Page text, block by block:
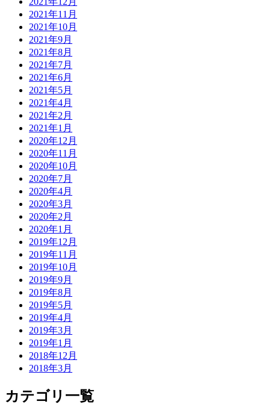
2021年11月
2021年10月
2021年9月
2021年8月
2021年7月
2021年6月
2021年5月
2021年4月
2021年2月
2021年1月
2020年12月
2020年11月
2020年10月
2020年7月
2020年4月
2020年3月
2020年2月
2020年1月
2019年12月
2019年11月
2019年10月
2019年9月
2019年8月
2019年5月
2019年4月
2019年3月
2019年1月
2018年12月
2018年3月
カテゴリ一覧